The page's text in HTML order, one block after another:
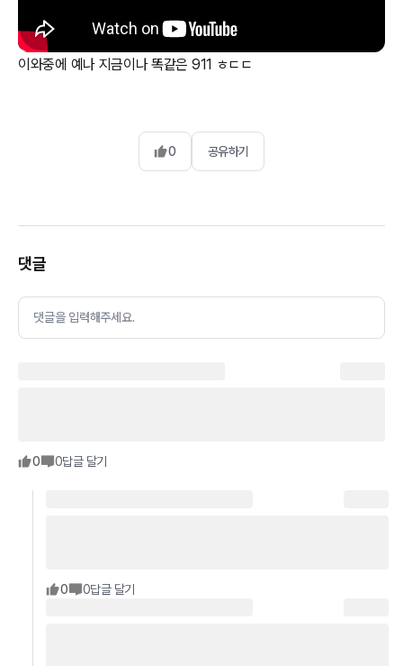
이와중에 예나 지금이나 똑같은 911 ㅎㄷㄷ
0 공유하기
댓글
댓글을 입력해주세요.
0 0답글 달기
0 0답글 달기